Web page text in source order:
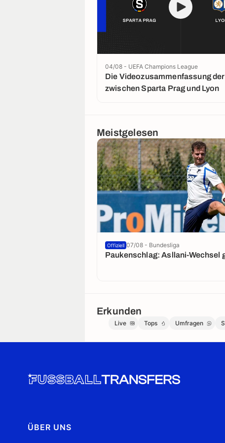
Die Videozusammenfassung
zwischen Sparta Prag und Lyon
04/08 - UEFA Champions League
Meistgelesen
Paukenschlag: Asllani-Wechsel
Offiziell 07/08 - Bundesliga
Erkunden
Live Tops Umfragen
ÜBER UNS